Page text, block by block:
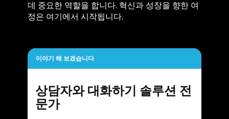
데 중요한 역할을 합니다. 혁신과 성장을 향한 여
정은 여기에서 시작됩니다.
이야기 해 보겠습니다
상담자와 대화하기 솔루션 전
문가